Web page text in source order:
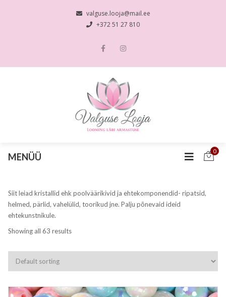
valguse.looja@mail.ee
+372 51 27 810
MENÜÜ
0
Siit leiad kristallid ehk poolväärikivid ja ehtekomponendid- ripatsid,
helmed, pärlid, vahelülid, toorikud jne. Palju põnevaid ideid
ehtekunstnikule.
Showing all 63 results